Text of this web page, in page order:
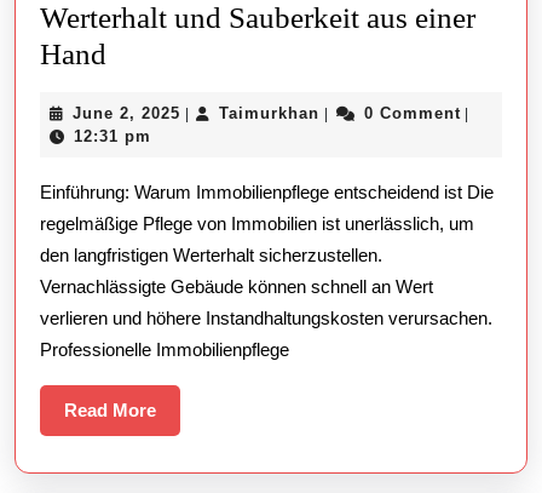
Werterhalt und Sauberkeit aus einer
Hand
SABA
Werterhalt
und
Sauberkeit
aus
einer
Hand
June 2, 2025 June
| Taimurkhan Taimurkhan
| 0 Comment |
12:31 pm
Einführung: Warum Immobilienpflege entscheidend ist Die
regelmäßige Pflege von Immobilien ist unerlässlich, um
den langfristigen Werterhalt sicherzustellen.
Vernachlässigte Gebäude können schnell an Wert
verlieren und höhere Instandhaltungskosten verursachen.
Professionelle Immobilienpflege
Read MoreRead
More